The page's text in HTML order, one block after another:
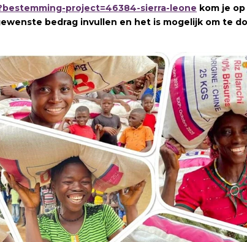
project=46384-sierra-leone kom je
bedrag invullen en het is mogelijk om te